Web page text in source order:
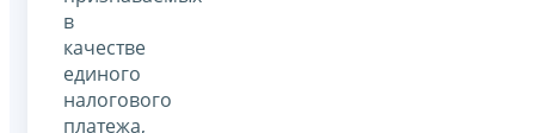
в
качестве
единого
налогового
платежа,